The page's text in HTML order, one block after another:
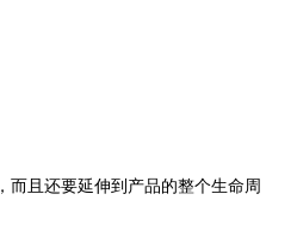
且还要延伸到产品的整个生命周